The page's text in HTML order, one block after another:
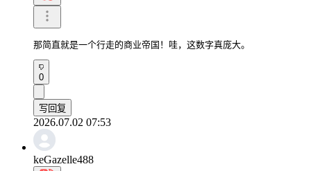
那简直就是一个行走的商业帝国！哇，这数字真庞大。
0
写回复
2026.07.02 07:53
keGazelle488